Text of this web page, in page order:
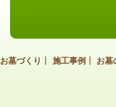
お墓づくり 施工事例 お墓